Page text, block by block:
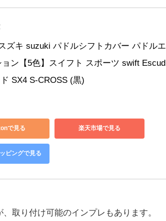
スズキ suzuki パドルシフトカバー パドルエ
ョン【5色】スイフト スポーツ swift Escud
SX4 S-CROSS (黒)
で見る 楽天市場で見る
ピングで見る
取り付け可能のインプレもあります。